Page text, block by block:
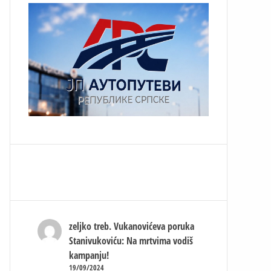
zeljko treb. Vukanovićeva poruka
Stanivukoviću: Na mrtvima vodiš
kampanju!
19/09/2024